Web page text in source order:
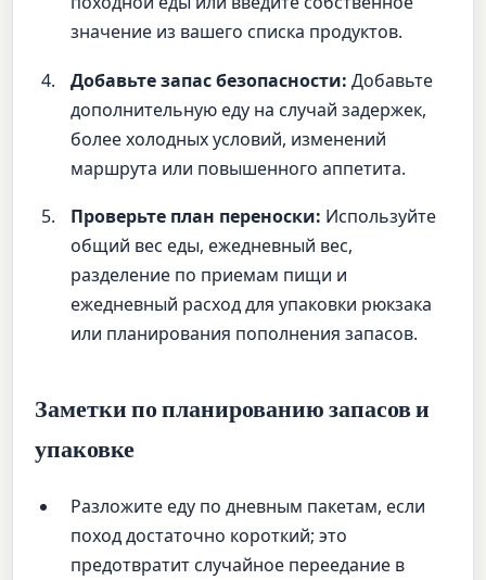
значение из вашего списка продуктов.
Добавьте запас безопасности: Добавьте
дополнительную еду на случай задержек,
более холодных условий, изменений
маршрута или повышенного аппетита.
Проверьте план переноски: Используйте
общий вес еды, ежедневный вес,
разделение по приемам пищи и
ежедневный расход для упаковки рюкзака
или планирования пополнения запасов.
Заметки по планированию запасов и
упаковке
Разложите еду по дневным пакетам, если
поход достаточно короткий; это
предотвратит случайное переедание в